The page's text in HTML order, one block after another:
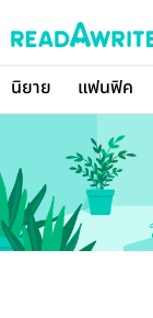
นิยาย แฟนฟิค